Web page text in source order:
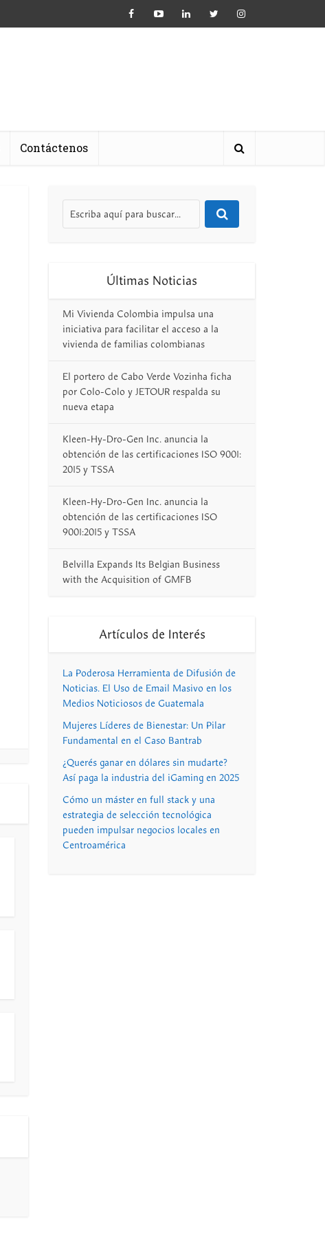
Contáctenos
Últimas Noticias
Mi Vivienda Colombia impulsa una
iniciativa para facilitar el acceso a la
vivienda de familias colombianas
El portero de Cabo Verde Vozinha ficha
por Colo-Colo y JETOUR respalda su
nueva etapa
Kleen-Hy-Dro-Gen Inc. anuncia la
obtención de las certificaciones ISO 9001:
2015 y TSSA
Kleen-Hy-Dro-Gen Inc. anuncia la
obtención de las certificaciones ISO
9001:2015 y TSSA
Belvilla Expands Its Belgian Business
with the Acquisition of GMFB
Artículos de Interés
La Poderosa Herramienta de Difusión de
Noticias. El Uso de Email Masivo en los
Medios Noticiosos de Guatemala
Mujeres Líderes de Bienestar: Un Pilar
Fundamental en el Caso Bantrab
¿Querés ganar en dólares sin mudarte?
Así paga la industria del iGaming en 2025
Cómo un máster en full stack y una
estrategia de selección tecnológica
pueden impulsar negocios locales en
Centroamérica